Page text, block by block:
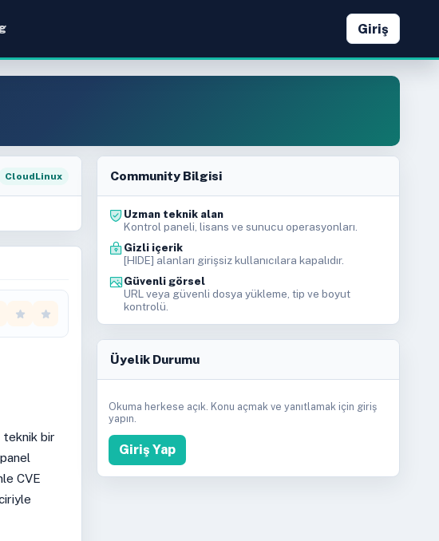
Giriş
CloudLinux
teknik bir
CVE
Community Bilgisi
Uzman teknik alan
Kontrol paneli, lisans ve sunucu operasyonları.
Gizli içerik
[HIDE] alanları girişsiz kullanıcılara kapalıdır.
Güvenli görsel
URL veya güvenli dosya yükleme, tip ve boyut
kontrolü.
Üyelik Durumu
Okuma herkese açık. Konu açmak ve yanıtlamak için giriş
yapın.
Giriş Yap